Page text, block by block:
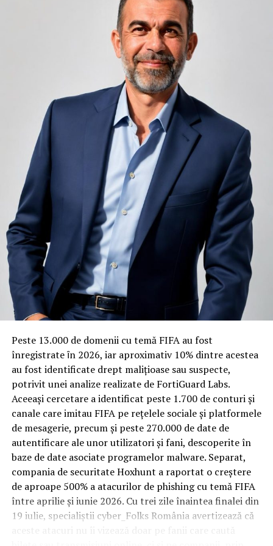
unele de altele, separate de pereți care nu pot fi făcuți
infinit de groși din motive practice și economice.
Zgomotul pașilor din camera de sus sau din coridorul
adiacent rămâne una dintre cele mai frecvente
nemulțumiri semnalate de oaspeți în recenziile online,
chiar și la unități altfel apreciate pentru servicii și
locație. De multe ori, oaspeții nu identifică pardoseala
drept sursa reală a problemei, ci descriu simplu senzația
de spațiu zgomotos sau agitat.
Pardoseala joacă un rol important în absorbția acestor
sunete, mai ales în zonele de trecere frecventă dintre
cameră și baie sau dintre pat și fereastră. Un material cu
proprietăți fonoabsorbante bune reduce transmiterea
zgomotului către camerele vecine și către etajele
inferioare, un aspect esențial mai ales în clădirile mai
vechi, cu structuri care nu au fost proiectate inițial
pentru izolare fonică performantă.
Rotația rapidă a oaspeților cere
materiale rezistente
Spre diferență de o locuință obișnuită, o cameră de hotel
trece printr-un ciclu de utilizare intensă: oaspeți diferiți,
bagaje trase pe roți, curățenie zilnică, uneori mai multe
rezervări consecutive în aceeași săptămână. Această
frecvență ridicată de utilizare pune presiune reală pe
orice suprafață, iar pardoseala este printre primele
elemente afectate vizibil, mai ales în zona din jurul
patului și a ușii de acces.
În etapa de renovare sau construcție, administratorii
care iau în calcul mocheta trafic intenspentru zonele
cu rotație mare reduc riscul de uzură prematură și de
decolorare vizibilă în punctele de trecere frecventă. Este
o decizie care ține mai puțin de stil și mai mult de
Peste 13.000 de domenii cu temă FIFA au fost
înregistrate ȋn 2026, iar aproximativ 10% dintre acestea
au fost identificate drept malițioase sau suspecte,
potrivit unei analize realizate de FortiGuard Labs.
Aceeași cercetare a identificat peste 1.700 de conturi și
canale care imitau FIFA pe rețelele sociale și platformele
de mesagerie, precum și peste 270.000 de date de
autentificare ale unor utilizatori și fani, descoperite în
baze de date asociate programelor malware. Separat,
compania de securitate Hoxhunt a raportat o creștere
de aproape 500% a atacurilor de phishing cu temă FIFA
între aprilie și iunie 2026. Cu trei zile înaintea finalei din
19 iulie, specialiștii cyber_Folks România avertizează că